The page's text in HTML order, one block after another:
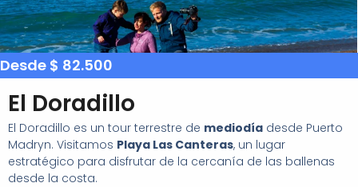
Desde $ 82.500
El Doradillo
El Doradillo es un tour terrestre de mediodía desde Puerto
Madryn. Visitamos Playa Las Canteras, un lugar
estratégico para disfrutar de la cercanía de las ballenas
desde la costa.